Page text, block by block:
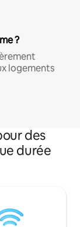
?
logements
des
durée